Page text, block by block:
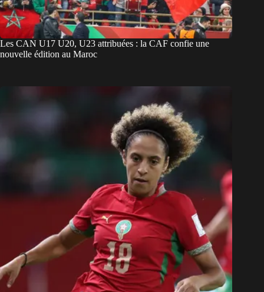
Les CAN U17 U20, U23 attribuées : la CAF confie une
nouvelle édition au Maroc